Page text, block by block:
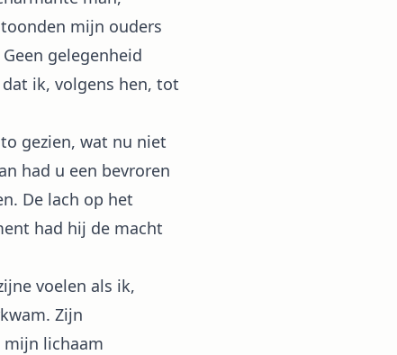
mijn ouders
gelegenheid
ik, volgens hen, tot
gezien, wat nu niet
had u een bevroren
De lach op het
had hij de macht
voelen als ik,
Zijn
lichaam